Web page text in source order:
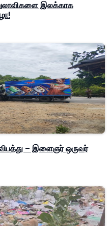
இலக்காக
– இளைஞர் ஒருவர்